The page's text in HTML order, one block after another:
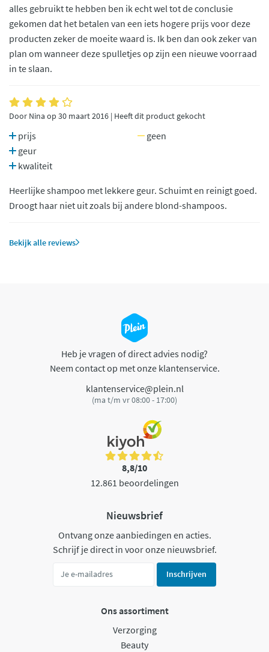
alles gebruikt te hebben ben ik echt wel tot de conclusie
gekomen dat het betalen van een iets hogere prijs voor deze
producten zeker de moeite waard is. Ik ben dan ook zeker van
plan om wanneer deze spulletjes op zijn een nieuwe voorraad
in te slaan.
Door Nina op 30 maart 2016 | Heeft dit product gekocht
prijs
geur
kwaliteit
geen
Heerlijke shampoo met lekkere geur. Schuimt en reinigt goed.
Droogt haar niet uit zoals bij andere blond-shampoos.
Bekijk alle reviews
Heb je vragen of direct advies nodig?
Neem contact op met onze klantenservice.
klantenservice@plein.nl
(ma t/m vr 08:00 - 17:00)
8,8/10
12.861 beoordelingen
Nieuwsbrief
Ontvang onze aanbiedingen en acties.
Schrijf je direct in voor onze nieuwsbrief.
Inschrijven
Ons assortiment
Verzorging
Beauty